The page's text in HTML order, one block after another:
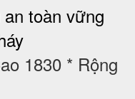
toàn vững
1830 * Rộng